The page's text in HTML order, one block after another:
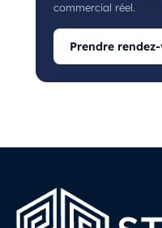
commercial réel.
Prendre